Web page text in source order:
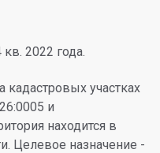
2022 года.
участках
и
находится в
Целевое назначение -